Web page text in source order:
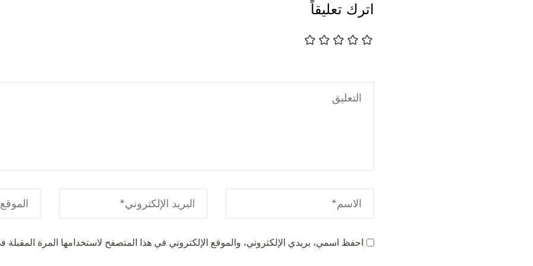
اترك تعليقاً
احفظ اسمي، بريدي الإلكتروني، والموقع الإلكتروني في هذا المتصفح لاستخدامها المرة المقبلة